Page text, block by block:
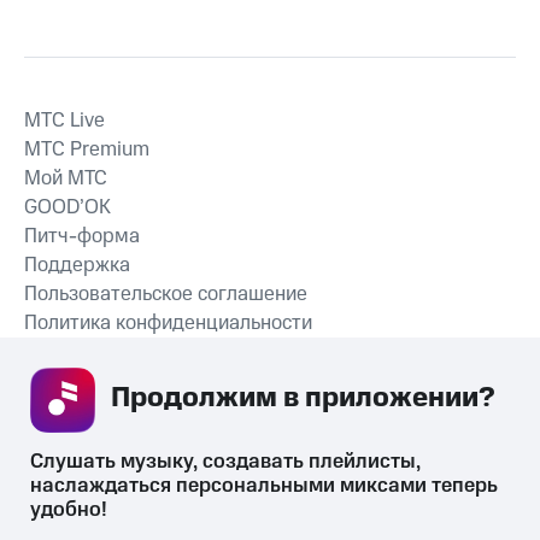
СКАЧАТЬ ПРИЛОЖЕНИЕ
MTС Live
MTС Premium
Мой МТС
GOOD’OK
Питч-форма
Поддержка
Пользовательское соглашение
Политика конфиденциальности
Слушать музыку, создавать плейлисты,
наслаждаться персональными миксами теперь
удобно!